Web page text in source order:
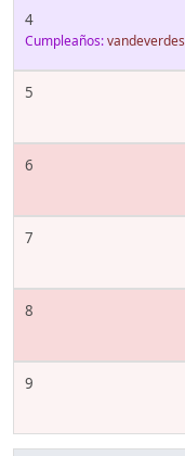
4
Cumpleaños:vandeverdes
5
6
7
8
9